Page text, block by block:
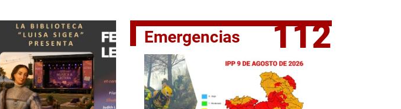
II Vuelta Ciclista CLM LEADER
Emergencias 112